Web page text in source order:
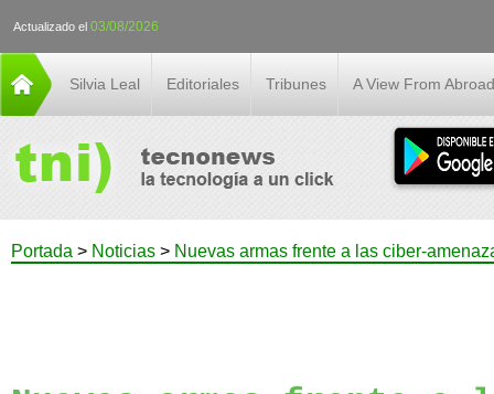
Actualizado el 03/08/2026
Silvia Leal Editoriales Tribunes A View From Abroad
Portada > Noticias > Nuevas armas frente a las ciber-